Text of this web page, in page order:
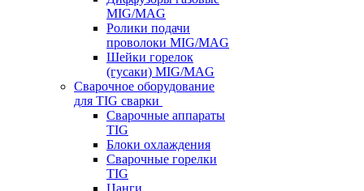
MIG/MAG
Ролики подачи
проволоки MIG/MAG
Шейки горелок
(гусаки) MIG/MAG
Сварочное оборудование
для TIG сварки
Сварочные аппараты
TIG
Блоки охлаждения
Сварочные горелки
TIG
Цанги